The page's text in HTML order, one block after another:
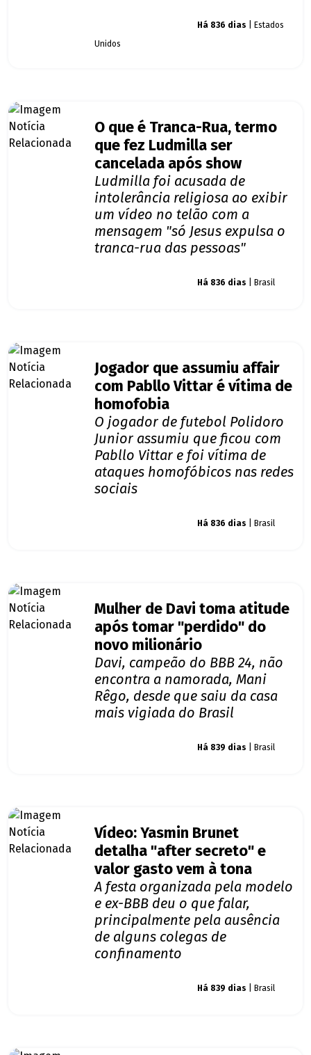
Há 836 dias | Estados
Unidos
O que é Tranca-Rua, termo
que fez Ludmilla ser
cancelada após show
Ludmilla foi acusada de
intolerância religiosa ao exibir
um vídeo no telão com a
mensagem "só Jesus expulsa o
tranca-rua das pessoas"
Há 836 dias | Brasil
Jogador que assumiu affair
com Pabllo Vittar é vítima de
homofobia
O jogador de futebol Polidoro
Junior assumiu que ficou com
Pabllo Vittar e foi vítima de
ataques homofóbicos nas redes
sociais
Há 836 dias | Brasil
Mulher de Davi toma atitude
após tomar "perdido" do
novo milionário
Davi, campeão do BBB 24, não
encontra a namorada, Mani
Rêgo, desde que saiu da casa
mais vigiada do Brasil
Há 839 dias | Brasil
Vídeo: Yasmin Brunet
detalha "after secreto" e
valor gasto vem à tona
A festa organizada pela modelo
e ex-BBB deu o que falar,
principalmente pela ausência
de alguns colegas de
confinamento
Há 839 dias | Brasil